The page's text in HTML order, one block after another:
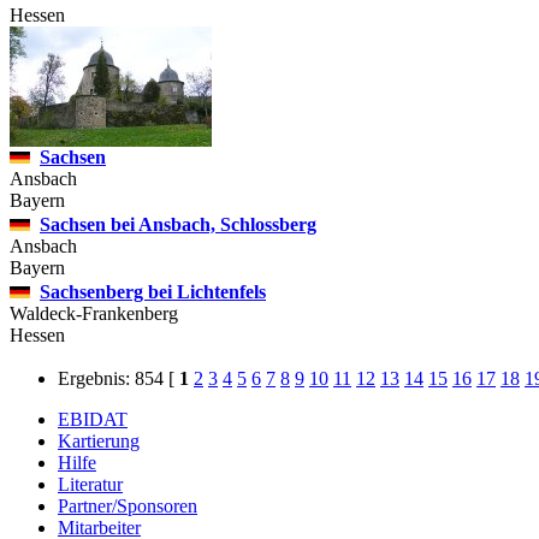
Hessen
Sachsen
Ansbach
Bayern
Sachsen bei Ansbach, Schlossberg
Ansbach
Bayern
Sachsenberg bei Lichtenfels
Waldeck-Frankenberg
Hessen
Ergebnis: 854 [ 1 2 3 4 5 6 7 8 9 10 11 12 13 14 15 16 17 18
EBIDAT
Kartierung
Hilfe
Literatur
Partner/Sponsoren
Mitarbeiter